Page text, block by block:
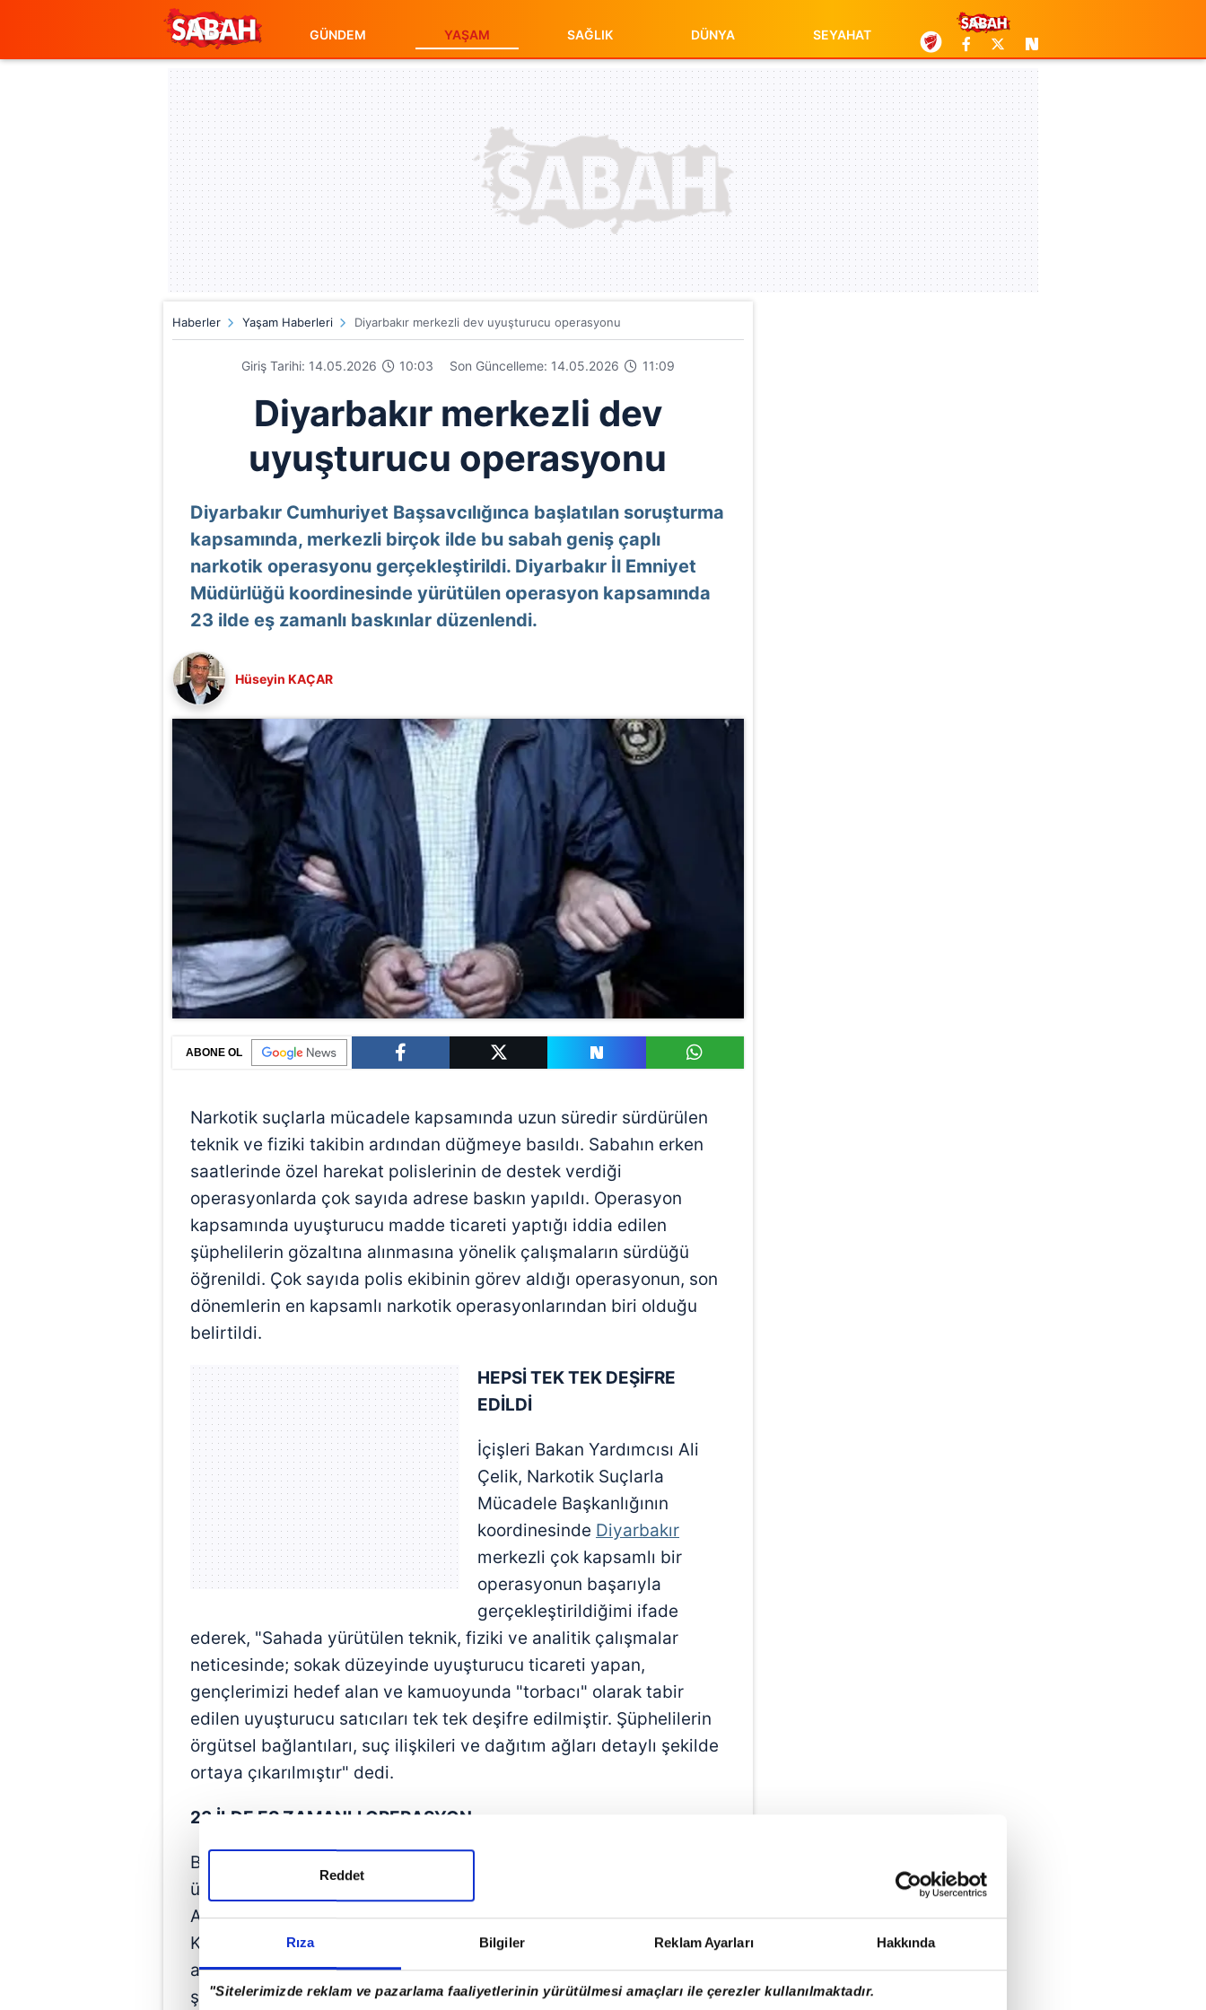
Rıza Bilgiler Reklam Ayarları Hakkında
"Sitelerimizde reklam ve pazarlama faaliyetlerinin yürütülmesi amaçları ile çerezler kullanılmaktadır.
Reddet
GÜNDEM YAŞAM SAĞLIK DÜNYA SEYAHAT
Haberler Yaşam Haberleri Diyarbakır merkezli dev uyuşturucu operasyonu
Giriş Tarihi: 14.05.2026 10:03 Son Güncelleme: 14.05.2026 11:09
Diyarbakır merkezli dev
uyuşturucu operasyonu
Diyarbakır Cumhuriyet Başsavcılığınca başlatılan soruşturma
kapsamında, merkezli birçok ilde bu sabah geniş çaplı
narkotik operasyonu gerçekleştirildi. Diyarbakır İl Emniyet
Müdürlüğü koordinesinde yürütülen operasyon kapsamında
23 ilde eş zamanlı baskınlar düzenlendi.
Hüseyin KAÇAR
ABONE OL
Narkotik suçlarla mücadele kapsamında uzun süredir sürdürülen
teknik ve fiziki takibin ardından düğmeye basıldı. Sabahın erken
saatlerinde özel harekat polislerinin de destek verdiği
operasyonlarda çok sayıda adrese baskın yapıldı. Operasyon
kapsamında uyuşturucu madde ticareti yaptığı iddia edilen
şüphelilerin gözaltına alınmasına yönelik çalışmaların sürdüğü
öğrenildi. Çok sayıda polis ekibinin görev aldığı operasyonun, son
dönemlerin en kapsamlı narkotik operasyonlarından biri olduğu
belirtildi.
HEPSİ TEK TEK DEŞİFRE
EDİLDİ
İçişleri Bakan Yardımcısı Ali
Çelik, Narkotik Suçlarla
Mücadele Başkanlığının
koordinesinde Diyarbakır
merkezli çok kapsamlı bir
operasyonun başarıyla
gerçekleştirildiğimi ifade
ederek, "Sahada yürütülen teknik, fiziki ve analitik çalışmalar
neticesinde; sokak düzeyinde uyuşturucu ticareti yapan,
gençlerimizi hedef alan ve kamuoyunda "torbacı" olarak tabir
edilen uyuşturucu satıcıları tek tek deşifre edilmiştir. Şüphelilerin
örgütsel bağlantıları, suç ilişkileri ve dağıtım ağları detaylı şekilde
ortaya çıkarılmıştır" dedi.
23 İLDE EŞ ZAMANLI OPERASYON
Bakan Yardımcısı Çelik, "Bu kapsamda Diyarbakır merkezli olmak
üzere Antalya, Konya, Burdur, Muğla, Isparta, Mardin, Mersin,
Ankara, Şanlıurfa, Giresun, Edirne, Hatay, Bilecik, Batman,
Kahramanmaraş, Bursa, İzmir, Eskişehir ve Malatya'nın da
aralarında bulunduğu toplam 23 ilde, 334 farklı adrese, 402 hedef
şahsa yönelik eş zamanlı operasyon düzenlenmiştir."